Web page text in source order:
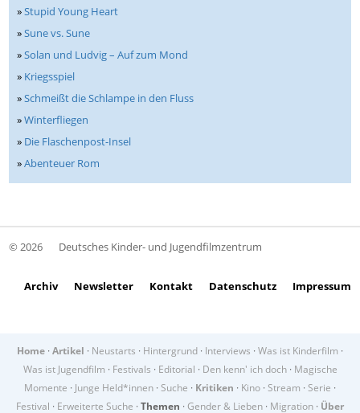
»Stupid Young Heart
»Sune vs. Sune
»Solan und Ludvig – Auf zum Mond
» Kriegsspiel
»Schmeißt die Schlampe in den Fluss
»Winterfliegen
» Die Flaschenpost-Insel
»Abenteuer Rom
© 2026 Deutsches Kinder- und Jugendfilmzentrum
Archiv Newsletter Kontakt Datenschutz Impressum
Home · Artikel · Neustarts · Hintergrund · Interviews · Was ist Kinderfilm ·
Was ist Jugendfilm · Festivals · Editorial · Den kenn' ich doch· Magische
Momente · Junge Held*innen · Suche · Kritiken · Kino · Stream · Serie ·
Festival · Erweiterte Suche · Themen · Gender & Lieben · Migration · Über